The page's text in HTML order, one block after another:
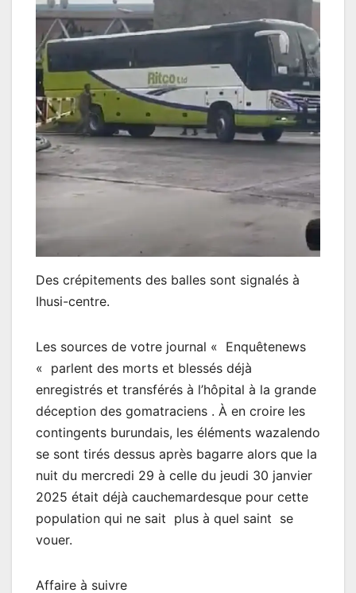
Des crépitements des balles sont signalés à
Ihusi-centre.
Les sources de votre journal « Enquêtenews
« parlent des morts et blessés déjà
enregistrés et transférés à l’hôpital à la grande
déception des gomatraciens . À en croire les
contingents burundais, les éléments wazalendo
se sont tirés dessus après bagarre alors que la
nuit du mercredi 29 à celle du jeudi 30 janvier
2025 était déjà cauchemardesque pour cette
population qui ne sait plus à quel saint se
vouer.
Affaire à suivre